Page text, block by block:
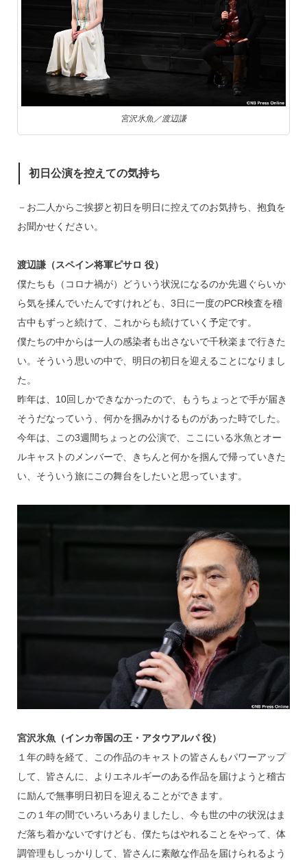
宮沢氷魚／渡辺謙
初日公演を控えての気持ち
－お二人からご挨拶と初日を明日に控えてのお気持ち、抱負を
お聞かせください。
渡辺謙（スペイン将軍ピサロ 役）
僕たちも（コロナ禍が）どういう状況になるのか先週ぐらいか
ら気を揉んでいたんですけれども、3日に一度のPCR検査を稽
古中もずっと続けて、これからも続けていく予定です。
僕たちの中からは一人の感染者も出さないで千秋楽まで行きた
い。そういう思いの中で、明日の初日を迎えることになりまし
た。
昨年は、10回しかできなかったので、もうちょっとで手が届き
そうだなっていう、何かを掴みかけるものがあった時でした。
今年は、この3週間ちょっとの公演で、ここにいる氷魚とオー
ルキャストのメンバーで、きちんと何かを掴んで帰っていきた
い、そういう旅にこの舞台をしたいと思っています。
宮沢氷魚（インカ帝国の王・アタウアルパ 役）
１年の時を経て、この作品のキャストの皆さんもパワーアップ
して、皆さんに、よりエネルギーのある作品を届けようと稽古
に励んで無事明日初日を迎えることができます。
この１年の間でいろいろありましたし、今も世の中の状況はま
だ落ち着かないですけども、僕たちはやれることをやって、体
調管理もしっかりして、皆さんに素敵な作品を届けられるよう